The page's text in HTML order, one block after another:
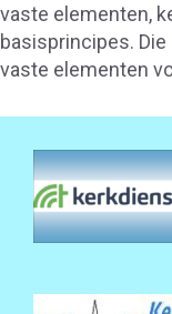
vaste elementen,
basisprincipes.
vaste elementen